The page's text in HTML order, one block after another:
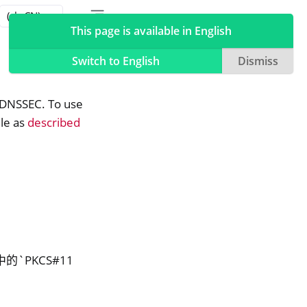
To use
as described
`PKCS#11
This page is available in English
Switch to English
Dismiss